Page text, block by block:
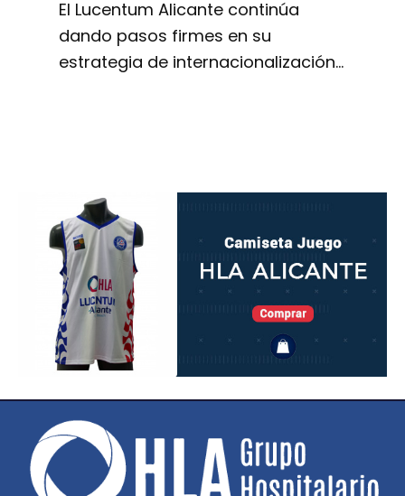
El Lucentum Alicante continúa
dando pasos firmes en su
estrategia de internacionalización…